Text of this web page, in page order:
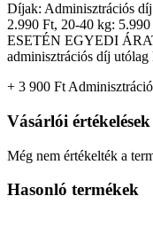
Díjak: Adminisztrációs
2.990 Ft, 20-40 kg:
ESETÉN EGYEDI
adminisztrációs díj utólag
+ 3 900 Ft
Vásárlói értékelések
Még nem értékelték a
Hasonló termékek